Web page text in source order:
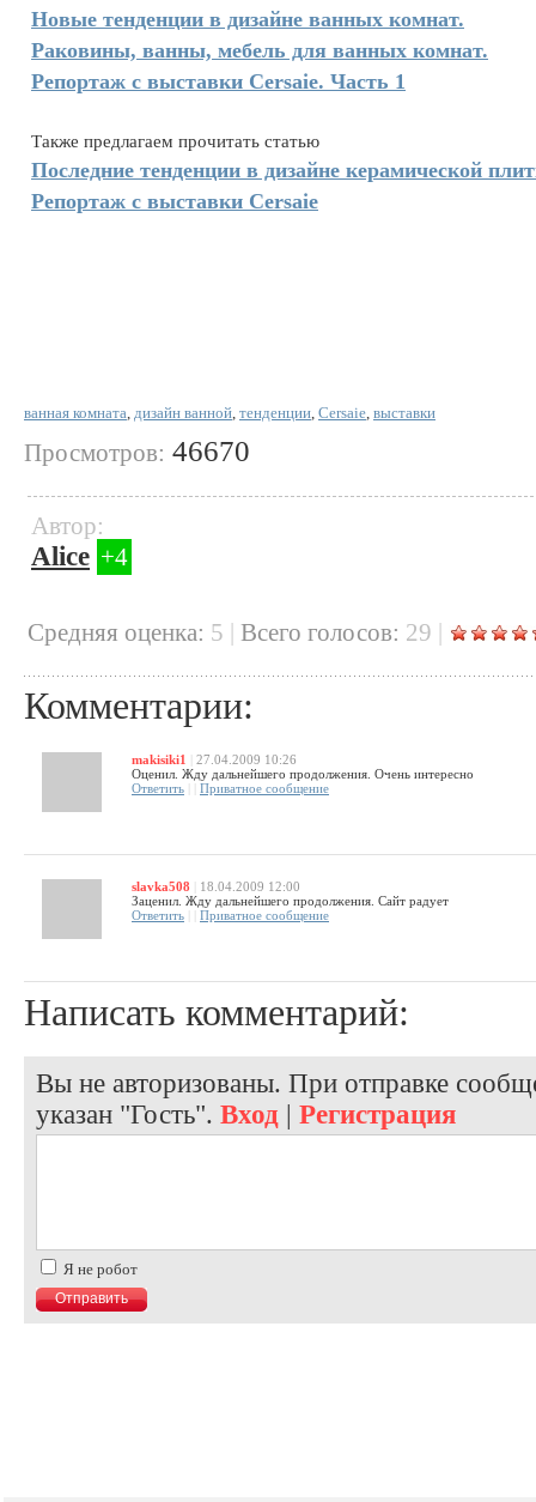
Новые тенденции в дизайне ванных комнат.
Раковины, ванны, мебель для ванных комнат.
Репортаж с выставки Cersaie. Часть 1
Также предлагаем прочитать статью
Последние тенденции в дизайне керамической
Репортаж с выставки Cersaie
ванная комната дизайн ванной тенденции Cersaie выставки
Просмотров: 46670
Автор:
Alice +4
Cредняя оценка: 5 | Всего голосов: 29 |
Комментарии:
makisiki1
27.04.2009 10:26
Оценил. Жду дальнейшего продолжения. Очень интересно
Ответить
Приватное сообщение
slavka508
18.04.2009 12:00
Заценил. Жду дальнейшего продолжения. Сайт радует
Ответить
Приватное сообщение
Написать комментарий:
Вы не авторизованы. При отправке
указан "Гость". Вход | Регистрация
Я не робот